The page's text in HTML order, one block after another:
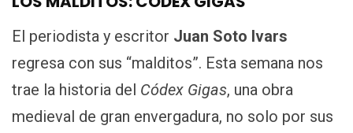
El periodista y escritor Juan Soto Ivars
regresa con sus “malditos”. Esta semana nos
trae la historia del Códex Gigas, una obra
medieval de gran envergadura, no solo por sus